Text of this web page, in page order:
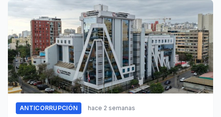
ANTICORRUPCIÓN hace 2 semanas